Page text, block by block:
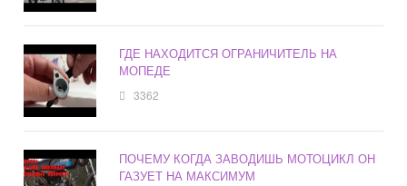
ГДЕ НАХОДИТСЯ ОГРАНИЧИТЕЛЬ НА
МОПЕДЕ
3362
ПОЧЕМУ КОГДА ЗАВОДИШЬ МОТОЦИКЛ ОН
ГАЗУЕТ НА МАКСИМУМ